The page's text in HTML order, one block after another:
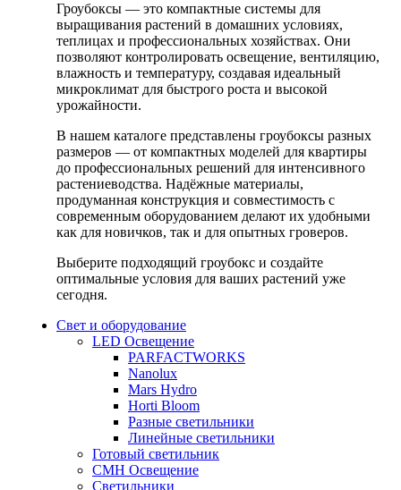
Гроубоксы — это компактные системы для
выращивания растений в домашних условиях,
теплицах и профессиональных хозяйствах. Они
позволяют контролировать освещение, вентиляцию,
влажность и температуру, создавая идеальный
микроклимат для быстрого роста и высокой
урожайности.
В нашем каталоге представлены гроубоксы разных
размеров — от компактных моделей для квартиры
до профессиональных решений для интенсивного
растениеводства. Надёжные материалы,
продуманная конструкция и совместимость с
современным оборудованием делают их удобными
как для новичков, так и для опытных гроверов.
Выберите подходящий гроубокс и создайте
оптимальные условия для ваших растений уже
сегодня.
Свет и оборудование
LED Освещение
PARFACTWORKS
Nanolux
Mars Hydro
Horti Bloom
Разные светильники
Линейные светильники
Готовый светильник
CMH Освещение
Светильники